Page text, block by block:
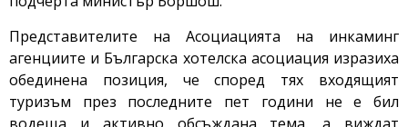
Представителите на Асоциацията на инкаминг
агенциите и Българска хотелска асоциация изразиха
обединена позиция, че според тях входящият
туризъм през последните пет години не е бил